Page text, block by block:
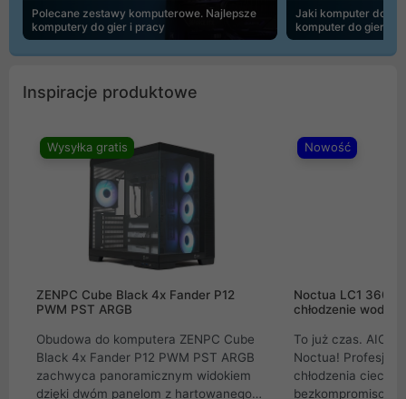
Polecane zestawy komputerowe. Najlepsze
komputery do gier i pracy
Jaki komputer do
komputer do gier |
Inspiracje produktowe
Wysyłka gratis
ZENPC Cube Black 4x Fander P12
PWM PST ARGB
Obudowa do komputera ZENPC Cube
Black 4x Fander P12 PWM PST ARGB
zachwyca panoramicznym widokiem
dzięki dwóm panelom z hartowanego
Nowość
Noctua LC1
chłodzenie wodne
To już czas. AIO
Noctua!
chłodzenia cieczą